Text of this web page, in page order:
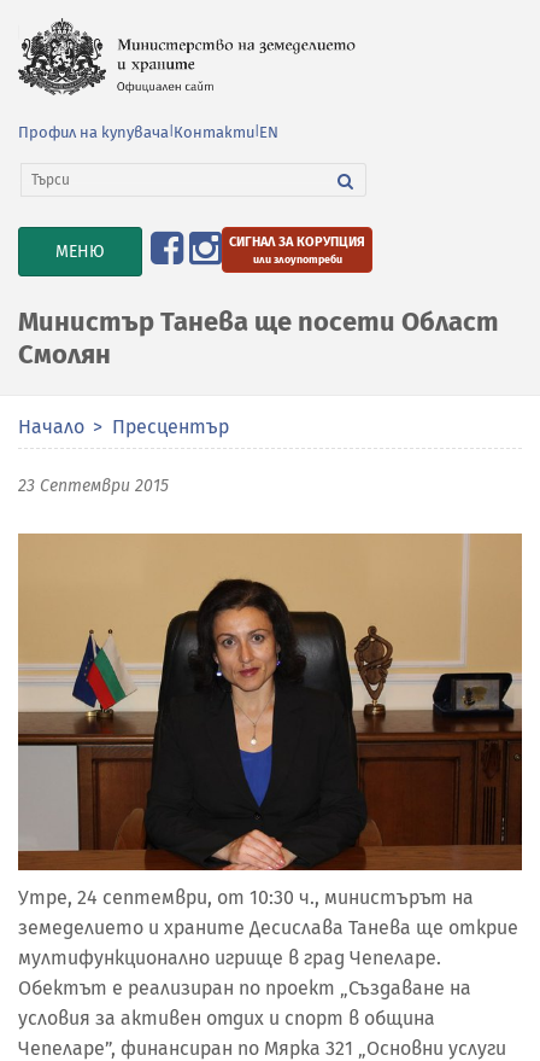
Профил на купувача Контакти EN
TOGGLE
NAVIGATION
МЕНЮ СИГНАЛ ЗА КОРУПЦИЯ
или злоупотреби
Министър Танева ще посети Област
Смолян
Начало Пресцентър
23 Септември 2015
Утре, 24 септември, от 10:30 ч., министърът на
земеделието и храните Десислава Танева ще открие
мултифункционално игрище в град Чепеларе.
Обектът е реализиран по проект „Създаване на
условия за активен отдих и спорт в община
Чепеларе”, финансиран по Мярка 321 „Основни услуги